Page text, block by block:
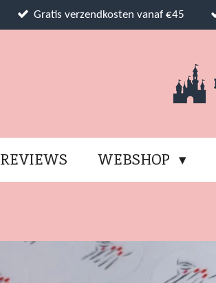
Gratis verzendkosten vanaf €45
REVIEWS WEBSHOP